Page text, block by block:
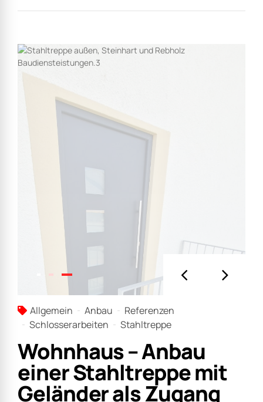
Schlosserarbeiten
Wohnhaus – Anbau
einer Stahltreppe mit
Geländer als Zugang
zum Obergeschoss
Wohnhaus – Anbau einer Stahltreppe mit Geländer
als Zugang zum Obergeschoss
Unsere Leistungen